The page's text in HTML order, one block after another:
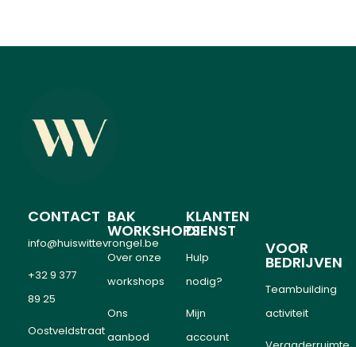
CONTACT
info@huiswittevrongel.be
+32 9 377
89 25
Oostveldstraat
BAK
WORKSHOPS
Over onze
workshops
Ons
aanbod
KLANTEN
DIENST
Hulp
nodig?
Mijn
account
VOOR
BEDRIJVEN
Teambuilding
activiteit